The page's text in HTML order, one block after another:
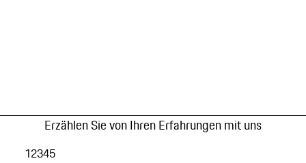
Erzählen Sie von Ihren Erfahrungen mit uns
12345